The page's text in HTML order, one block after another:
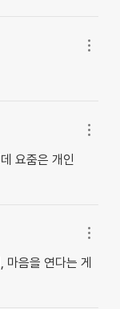
요줌은 개인
마음을 연다는 게